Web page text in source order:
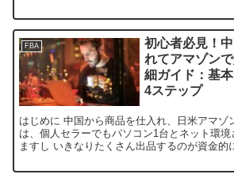
FBA
初心者必見！
れてアマゾン
細ガイド：基
4ステップ
はじめに 中国から商品を仕入れ、日米アマゾ
は、個人セラーでもパソコン1台とネット環
ますし いきなりたくさん出品するのが資金的